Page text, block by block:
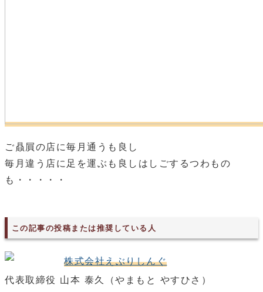
ご贔屓の店に毎月通うも良し
毎月違う店に足を運ぶも良しはしごするつわもの
も・・・・・
この記事の投稿または推奨している人
株式会社えぶりしんぐ
代表取締役 山本 泰久（やまもと やすひさ）